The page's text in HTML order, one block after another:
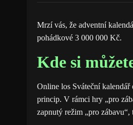
Mrzí vás, že adventní
pohádkové 3 000 000 Kč.
Kde si
Online los Sváteční
princip. V rámci hry „pro
zapnutý režim „pro